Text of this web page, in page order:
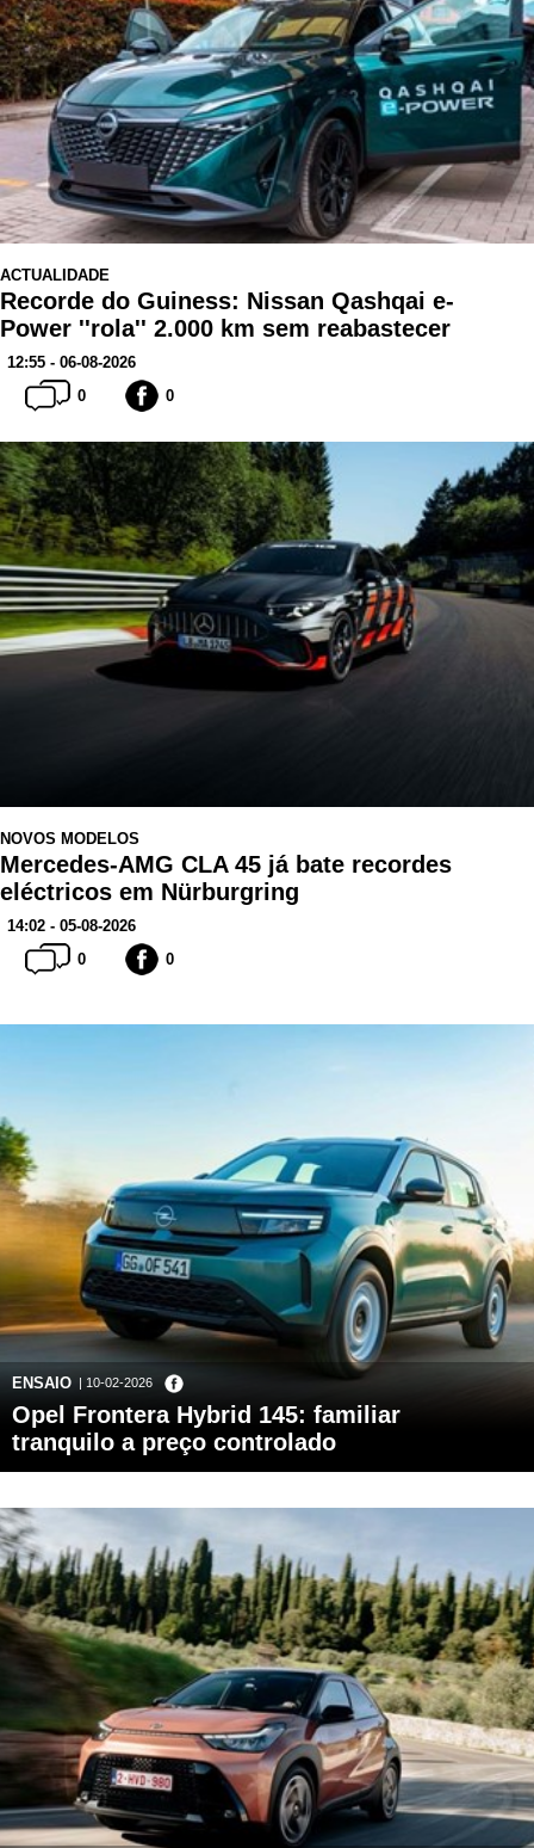
ACTUALIDADE
Recorde do Guiness: Nissan Qashqai e-
Power ''rola'' 2.000 km sem reabastecer
12:55 - 06-08-2026
0
0
NOVOS MODELOS
Mercedes-AMG CLA 45 já bate recordes
eléctricos em Nürburgring
14:02 - 05-08-2026
0
0
ENSAIO | 10-02-2026
Opel Frontera Hybrid 145: familiar
tranquilo a preço controlado